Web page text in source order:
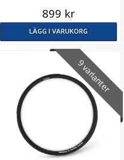
899 kr
LÄGG I VARUKORG
9 varianter